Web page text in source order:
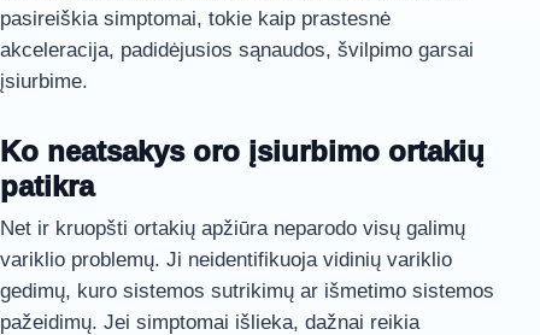
pasireiškia simptomai, tokie kaip prastesnė
akceleracija, padidėjusios sąnaudos, švilpimo garsai
įsiurbime.
Ko neatsakys oro įsiurbimo ortakių
patikra
Net ir kruopšti ortakių apžiūra neparodo visų galimų
variklio problemų. Ji neidentifikuoja vidinių variklio
gedimų, kuro sistemos sutrikimų ar išmetimo sistemos
pažeidimų. Jei simptomai išlieka, dažnai reikia